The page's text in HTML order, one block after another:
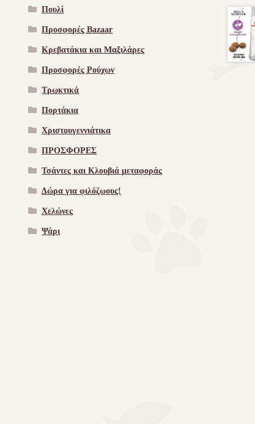
Πουλί
Προσφορές Bazaar
Κρεβατάκια και Μαξιλάρες
Προσφορές Ρούχων
Τρωκτικά
Πορτάκια
Χριστουγεννιάτικα
ΠΡΟΣΦΟΡΕΣ
Τσάντες και Κλουβιά μεταφοράς
Δώρα για φιλόζωους!
Χελώνες
Ψάρι